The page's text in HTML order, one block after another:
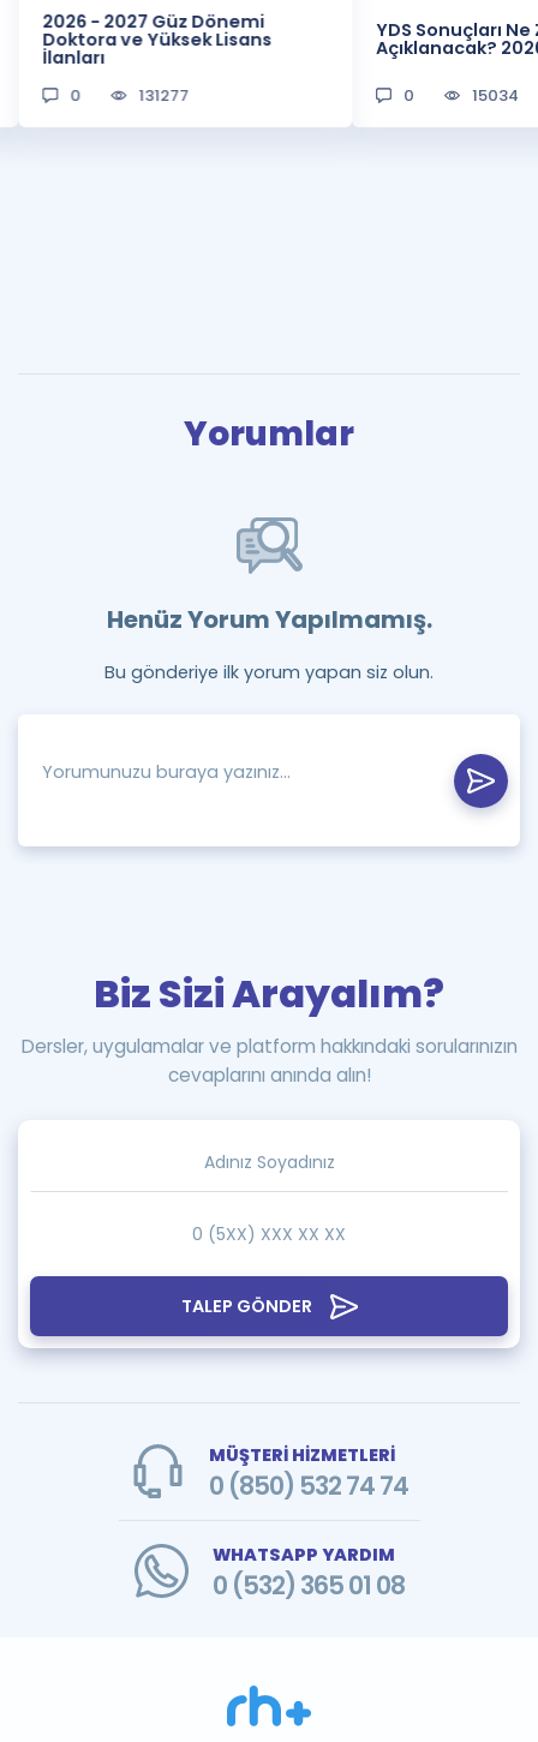
2026 - 2027 Güz Dönemi
Doktora ve Yüksek Lisans
İlanları
0 131277
YDS Sonuçları
Açıklanacak?
0 15034
Yorumlar
Henüz Yorum Yapılmamış.
Bu gönderiye ilk yorum yapan siz olun.
TALEP GÖNDER
Biz Sizi Arayalım?
Dersler, uygulamalar ve platform hakkındaki sorularınızın
cevaplarını anında alın!
MÜŞTERİ HİZMETLERİ
0 (850) 532 74 74
WHATSAPP YARDIM
0 (532) 365 01 08